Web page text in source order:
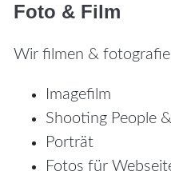
Foto & Film
Wir filmen &
Imagefilm
Shooting People
Porträt
Fotos für